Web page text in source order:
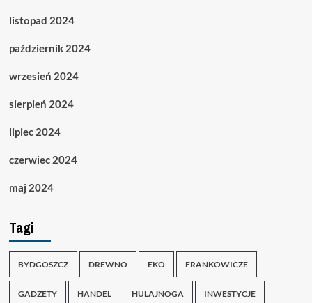
listopad 2024
październik 2024
wrzesień 2024
sierpień 2024
lipiec 2024
czerwiec 2024
maj 2024
Tagi
BYDGOSZCZ DREWNO EKO FRANKOWICZE
GADŻETY HANDEL HULAJNOGA INWESTYCJE